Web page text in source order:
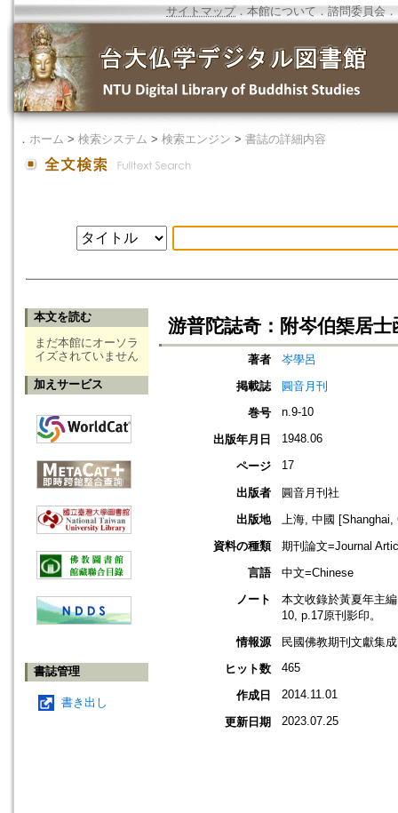
サイトマップ．本館について ． 諮問委員会 ．
． ホーム > 検索システム > 検索エンジン > 書誌の詳細内容
本文を読む
まだ本館にオーソラ
イズされていません
加えサービス
書誌管理
書き出し
游普陀誌奇：附岑伯榘居士
著者
岑學呂
掲載誌
圓音月刊
巻号
n.9-10
出版年月日 1948.06
ページ 17
出版者
圓音月刊社
出版地
上海, 中國 [Shanghai,
資料の種類
期刊論文=Journal
言語
中文=Chinese
ノート
本文收錄於黃夏年主
10, p.17原刊影印。
情報源
民國佛教期刊文獻集
ヒット数
465
作成日 2014.11.01
更新日期 2023.07.25